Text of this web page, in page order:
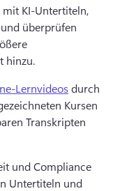
KI-Untertiteln,
überprüfen
hinzu.
Lernvideos durch
Kursen
Transkripten
und Compliance
Untertiteln und